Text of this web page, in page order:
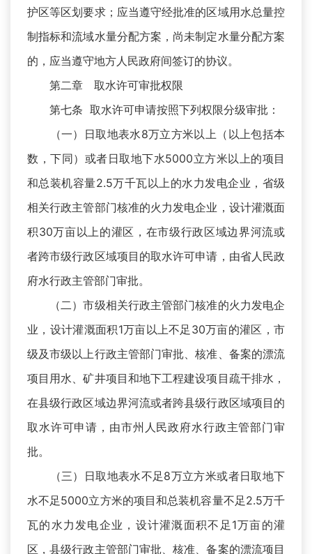
护区等区划要求；应当遵守经批准的区域用水总量控
制指标和流域水量分配方案，尚未制定水量分配方案
的，应当遵守地方人民政府间签订的协议。
第二章 取水许可审批权限
第七条 取水许可申请按照下列权限分级审批：
（一）日取地表水8万立方米以上（以上包括本
数，下同）或者日取地下水5000立方米以上的项目
和总装机容量2.5万千瓦以上的水力发电企业，省级
相关行政主管部门核准的火力发电企业，设计灌溉面
积30万亩以上的灌区，在市级行政区域边界河流或
者跨市级行政区域项目的取水许可申请，由省人民政
府水行政主管部门审批。
（二）市级相关行政主管部门核准的火力发电企
业，设计灌溉面积1万亩以上不足30万亩的灌区，市
级及市级以上行政主管部门审批、核准、备案的漂流
项目用水、矿井项目和地下工程建设项目疏干排水，
在县级行政区域边界河流或者跨县级行政区域项目的
取水许可申请，由市州人民政府水行政主管部门审
批。
（三）日取地表水不足8万立方米或者日取地下
水不足5000立方米的项目和总装机容量不足2.5万千
瓦的水力发电企业，设计灌溉面积不足1万亩的灌
区，县级行政主管部门审批、核准、备案的漂流项目